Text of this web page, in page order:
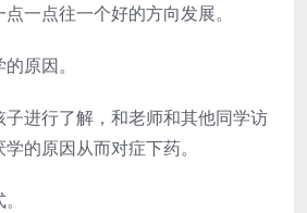
一点往一个好的方向发展。
原因。
进行了解，和老师和其他同学访
的原因从而对症下药。